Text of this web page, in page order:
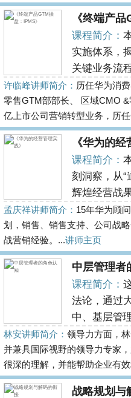
《终端产
课程简介：
实施体系，
关键业务流
许临峰讲师简介： 历任华为消
零售GTM部部长、 区域CMO
亿上市公司营销转型业务，历
《华为的经
课程简介：
刻洞察，从“
辉煌经营战
孟庆祥讲师简介： 15年华为顾
划，销售、销售支持、公司战
战营销经验。...讲师主页
中层管理者
课程简介：
法论，通过
中、基层管
林安讲师简介： 领导力方面，
并兼具国际视野的领导力专家
很深的理解，并能帮助企业有
战略规划与